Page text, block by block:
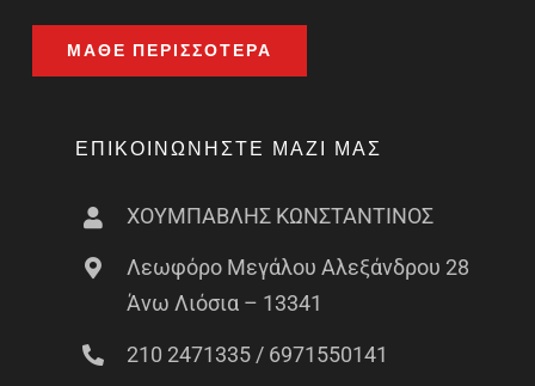
ΜΆΘΕ ΠΕΡΙΣΣΌΤΕΡΑ
ΕΠΙΚΟΙΝΩΝΉΣΤΕ ΜΑΖΊ ΜΑΣ
ΧΟΥΜΠΑΒΛΗΣ ΚΩΝΣΤΑΝΤΙΝΟΣ
Λεωφόρο Μεγάλου Αλεξάνδρου 28
Άνω Λιόσια – 13341
210 2471335 / 6971550141